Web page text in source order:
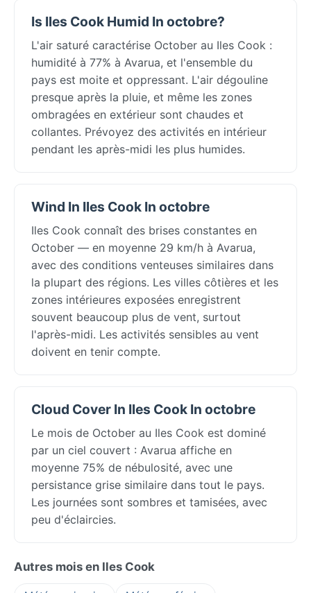
Is Iles Cook Humid In octobre?
L'air saturé caractérise October au Iles Cook :
humidité à 77% à Avarua, et l'ensemble du
pays est moite et oppressant. L'air dégouline
presque après la pluie, et même les zones
ombragées en extérieur sont chaudes et
collantes. Prévoyez des activités en intérieur
pendant les après-midi les plus humides.
Wind In Iles Cook In octobre
Iles Cook connaît des brises constantes en
October — en moyenne 29 km/h à Avarua,
avec des conditions venteuses similaires dans
la plupart des régions. Les villes côtières et les
zones intérieures exposées enregistrent
souvent beaucoup plus de vent, surtout
l'après-midi. Les activités sensibles au vent
doivent en tenir compte.
Cloud Cover In Iles Cook In octobre
Le mois de October au Iles Cook est dominé
par un ciel couvert : Avarua affiche en
moyenne 75% de nébulosité, avec une
persistance grise similaire dans tout le pays.
Les journées sont sombres et tamisées, avec
peu d'éclaircies.
Autres mois en Iles Cook